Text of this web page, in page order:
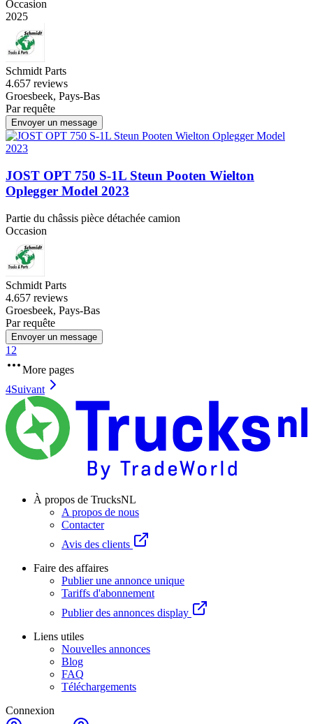
Occasion
2025
Schmidt Parts
4.657 reviews
Groesbeek, Pays-Bas
Par requête
Envoyer un message
JOST OPT 750 S-1L Steun Pooten Wielton
Oplegger Model 2023
Partie du châssis pièce détachée camion
Occasion
Schmidt Parts
4.657 reviews
Groesbeek, Pays-Bas
Par requête
Envoyer un message
1 2
More pages
4Suivant
À propos de TrucksNL
A propos de nous
Contacter
Avis des clients
Faire des affaires
Publier une annonce unique
Tariffs d'abonnement
Publier des annonces display
Liens utiles
Nouvelles annonces
Blog
FAQ
Téléchargements
Connexion